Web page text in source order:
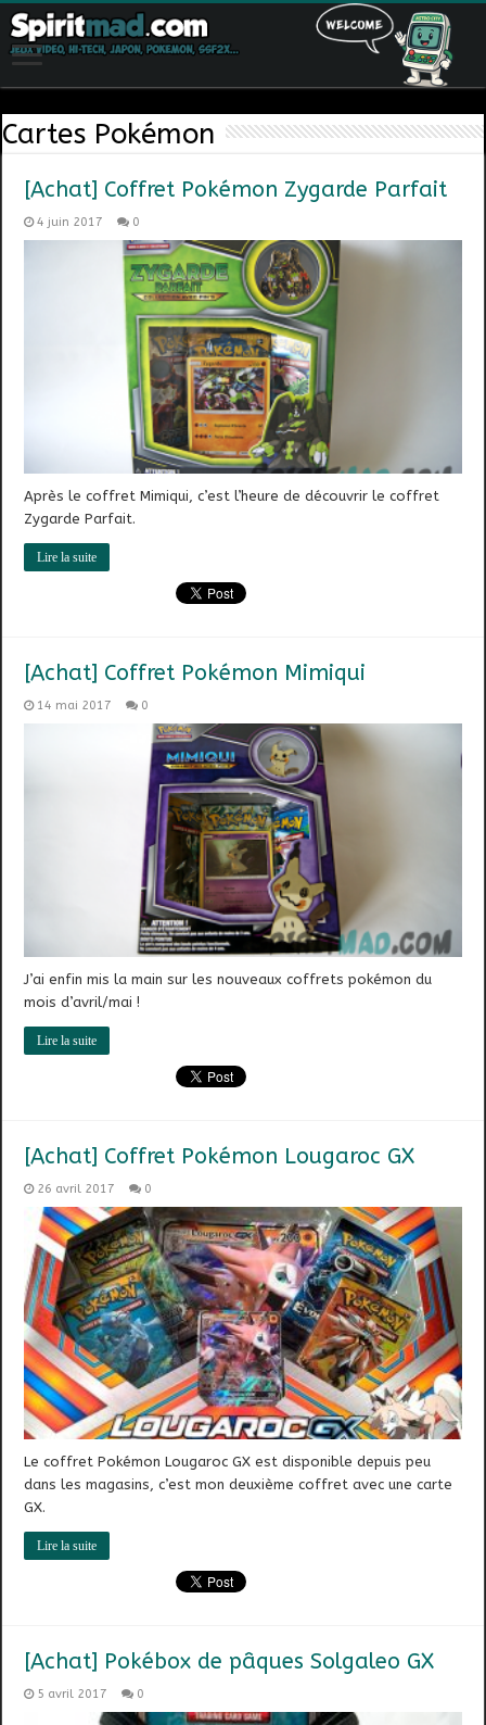
Cartes Pokémon
[Achat] Coffret Pokémon Zygarde Parfait
4 juin 2017 0
Après le coffret Mimiqui, c’est l’heure de découvrir le coffret
Zygarde Parfait.
Lire la suite
[Achat] Coffret Pokémon Mimiqui
14 mai 2017 0
J’ai enfin mis la main sur les nouveaux coffrets pokémon du
mois d’avril/mai !
Lire la suite
[Achat] Coffret Pokémon Lougaroc GX
26 avril 2017 0
Le coffret Pokémon Lougaroc GX est disponible depuis peu
dans les magasins, c’est mon deuxième coffret avec une carte
GX.
Lire la suite
[Achat] Pokébox de pâques Solgaleo GX
5 avril 2017 0